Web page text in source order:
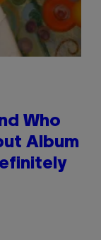
Who
Album